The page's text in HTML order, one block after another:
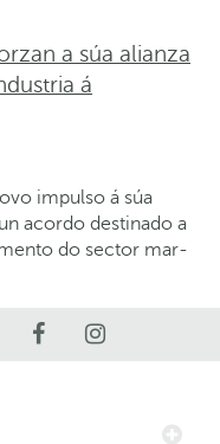
a súa alianza
á
impulso á súa
acordo destinado a
do sector mar-